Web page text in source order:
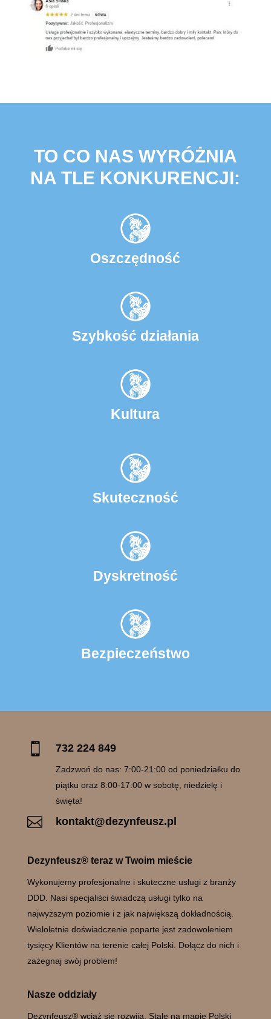
TO CO NAS WYRÓŻNIA
NA TLE KONKURENCJI:
Oszczędność
Szybkość działania
Kultura
Skuteczność
Dyskretność
Bezpieczeństwo
 732 224 849
Zadzwoń do nas: 7:00-21:00 od poniedziałku do
piątku oraz 8:00-17:00 w sobotę, niedzielę i
święta!
 kontakt@dezynfeusz.pl
Dezynfeusz® teraz w Twoim mieście
Wykonujemy profesjonalne i skuteczne usługi z branży
DDD. Nasi specjaliści świadczą usługi tylko na
najwyższym poziomie i z jak największą dokładnością.
Wieloletnie doświadczenie poparte jest zadowoleniem
tysięcy Klientów na terenie całej Polski. Dołącz do nich i
zażegnaj swój problem!
Nasze oddziały
Dezynfeusz® wciąż się rozwija. Stale na mapie Polski